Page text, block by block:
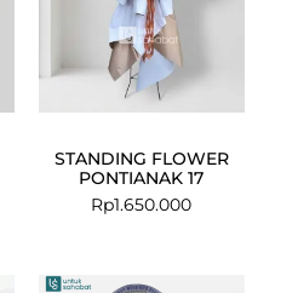
STANDING FLOWER
PONTIANAK 17
Rp1.650.000